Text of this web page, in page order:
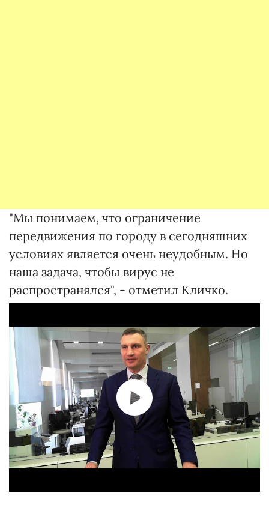
"Мы понимаем, что ограничение
передвижения по городу в сегодняшних
условиях является очень неудобным. Но
наша задача, чтобы вирус не
распространялся", - отметил Кличко.